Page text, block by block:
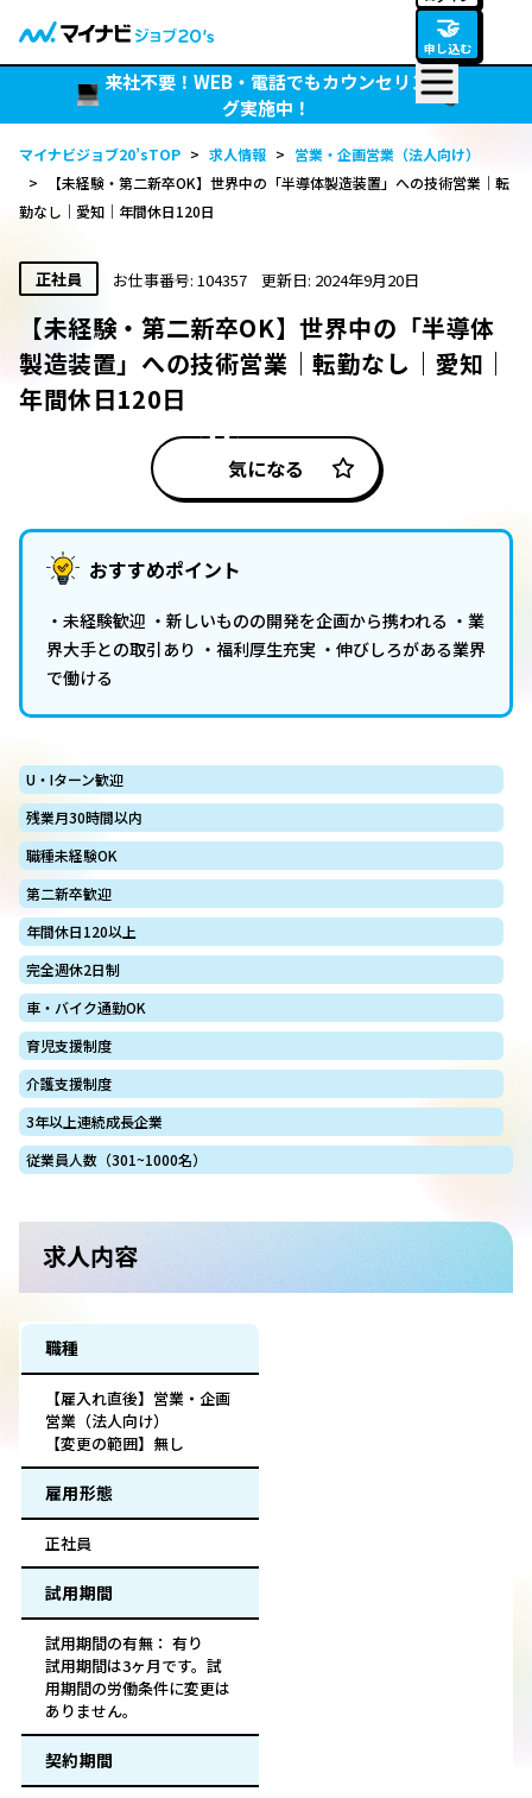
🤝
申し込む
来社不要！WEB・電話でもカウンセリン
グ実施中！
マイナビジョブ20’sTOP > 求人情報 > 営業・企画営業（法人向け）
>
【未経験・第二新卒OK】世界中の「半導体製造装置」への技術営業｜転
勤なし｜愛知｜年間休日120日
正社員 お仕事番号: 104357 更新日: 2024年9月20日
【未経験・第二新卒OK】世界中の「半導体
製造装置」への技術営業｜転勤なし｜愛知｜
年間休日120日
気になる
おすすめポイント
・未経験歓迎 ・新しいものの開発を企画から携われる ・業
界大手との取引あり ・福利厚生充実 ・伸びしろがある業界
で働ける
U・Iターン歓迎
残業月30時間以内
職種未経験OK
第二新卒歓迎
年間休日120以上
完全週休2日制
車・バイク通勤OK
育児支援制度
介護支援制度
3年以上連続成長企業
従業員人数（301~1000名）
求人内容
職種
【雇入れ直後】営業・企画
営業（法人向け）
【変更の範囲】無し
雇用形態
正社員
試用期間
試用期間の有無： 有り
試用期間は3ヶ月です。試
用期間の労働条件に変更は
ありません。
契約期間